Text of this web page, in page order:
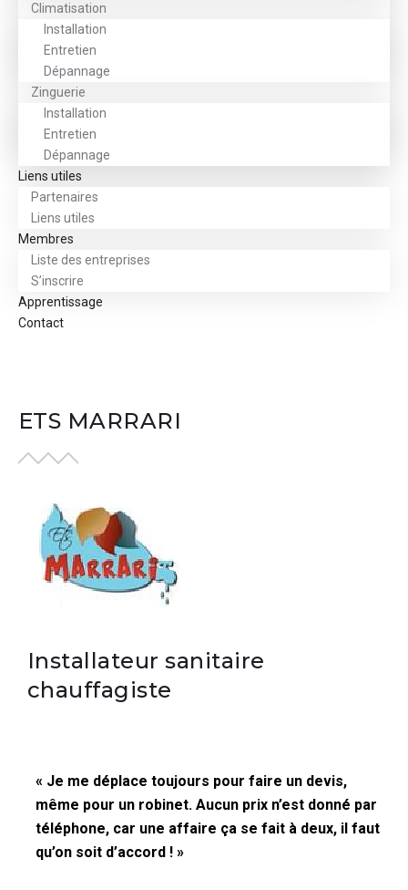
Climatisation
Installation
Entretien
Dépannage
Zinguerie
Installation
Entretien
Dépannage
Liens utiles
Partenaires
Liens utiles
Membres
Liste des entreprises
S’inscrire
Apprentissage
Contact
ETS MARRARI
Installateur sanitaire
chauffagiste
« Je me déplace toujours pour faire un devis,
même pour un robinet. Aucun prix n’est donné par
téléphone, car une affaire ça se fait à deux, il faut
qu’on soit d’accord ! »